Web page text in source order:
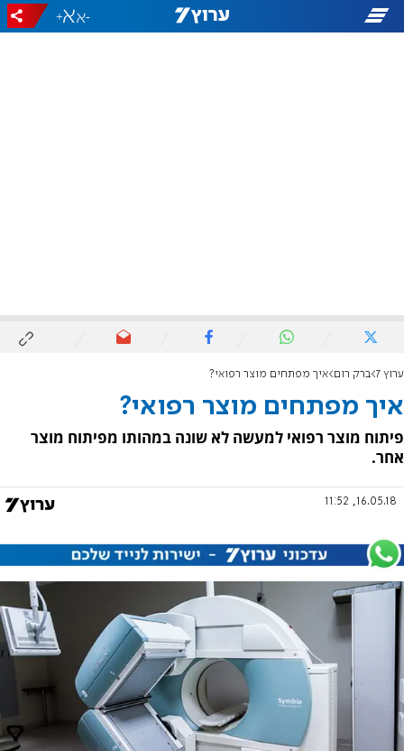
-
+
ערוץ 7 ברק רום איך מפתחים מוצר רפואי?
איך מפתחים מוצר רפואי?
פיתוח מוצר רפואי למעשה לא שונה במהותו מפיתוח מוצר
אחר.
16.05.18, 11:52